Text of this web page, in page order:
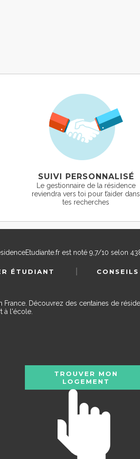
SUIVI PERSONNALISÉ
Le gestionnaire de la résidence
reviendra vers toi pour t’aider dans
tes recherches
est noté 9,7/10 selon
ÉTUDIANT
CONSEILS
Découvrez des centaines de
à l'école.
TROUVER MON
LOGEMENT